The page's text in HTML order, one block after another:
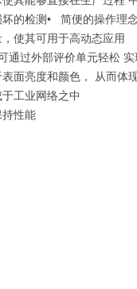
的检测• 简便的操作理
使其可用于高动态应用
过外部评价单元轻松 实
面亮度和颜色， 从而体
工业网络之中
性能